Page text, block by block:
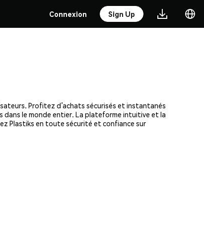
Connexion Sign Up
Profitez d’achats sécurisés et instantanés
dans le monde entier. La plateforme intuitive et la
Plastiks en toute sécurité et confiance sur